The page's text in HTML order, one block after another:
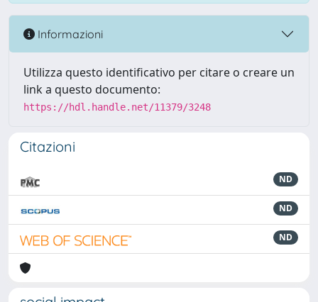
Informazioni
Utilizza questo identificativo per citare o creare un
link a questo documento:
https://hdl.handle.net/11379/3248
Citazioni
ND
ND
ND